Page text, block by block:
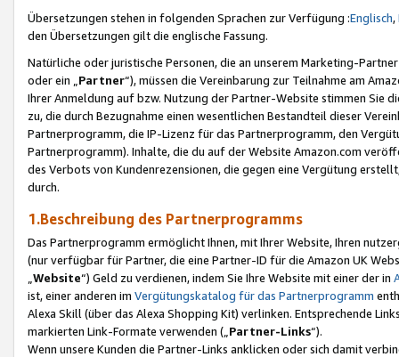
Übersetzungen stehen in folgenden Sprachen zur Verfügung :Englisch,
den Übersetzungen gilt die englische Fassung.
Natürliche oder juristische Personen, die an unserem Marketing-
oder ein „Partner“), müssen die Vereinbarung zur Teilnahme am
Ihrer Anmeldung auf bzw. Nutzung der Partner-Website stimmen Sie
zu, die durch Bezugnahme einen wesentlichen Bestandteil dieser
Partnerprogramm, die IP-Lizenz für das Partnerprogramm, den
Partnerprogramm). Inhalte, die du auf der Website Amazon.com
des Verbots von Kundenrezensionen, die gegen eine Vergütung
durch.
1.Beschreibung des Partnerprogramms
Das Partnerprogramm ermöglicht Ihnen, mit Ihrer Website, Ihren
(nur verfügbar für Partner, die eine Partner-ID für die Amazon UK
Website“) Geld zu verdienen, indem Sie Ihre Website mit einer der in
ist, einer anderen im Vergütungskatalog für das Partnerprogramm
Alexa Skill (über das Alexa Shopping Kit) verlinken. Entsprechende
markierten Link-Formate verwenden („ Partner-Links“).
Wenn unsere Kunden die Partner-Links anklicken oder sich damit